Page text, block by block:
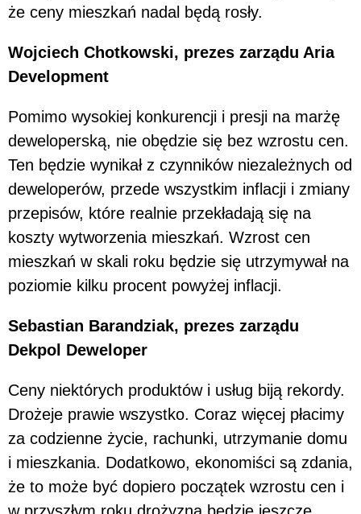
że ceny mieszkań nadal będą rosły.
Wojciech Chotkowski, prezes zarządu Aria
Development
Pomimo wysokiej konkurencji i presji na marżę
deweloperską, nie obędzie się bez wzrostu cen.
Ten będzie wynikał z czynników niezależnych od
deweloperów, przede wszystkim inflacji i zmiany
przepisów, które realnie przekładają się na
koszty wytworzenia mieszkań. Wzrost cen
mieszkań w skali roku będzie się utrzymywał na
poziomie kilku procent powyżej inflacji.
Sebastian Barandziak, prezes zarządu
Dekpol Deweloper
Ceny niektórych produktów i usług biją rekordy.
Drożeje prawie wszystko. Coraz więcej płacimy
za codzienne życie, rachunki, utrzymanie domu
i mieszkania. Dodatkowo, ekonomiści są zdania,
że to może być dopiero początek wzrostu cen i